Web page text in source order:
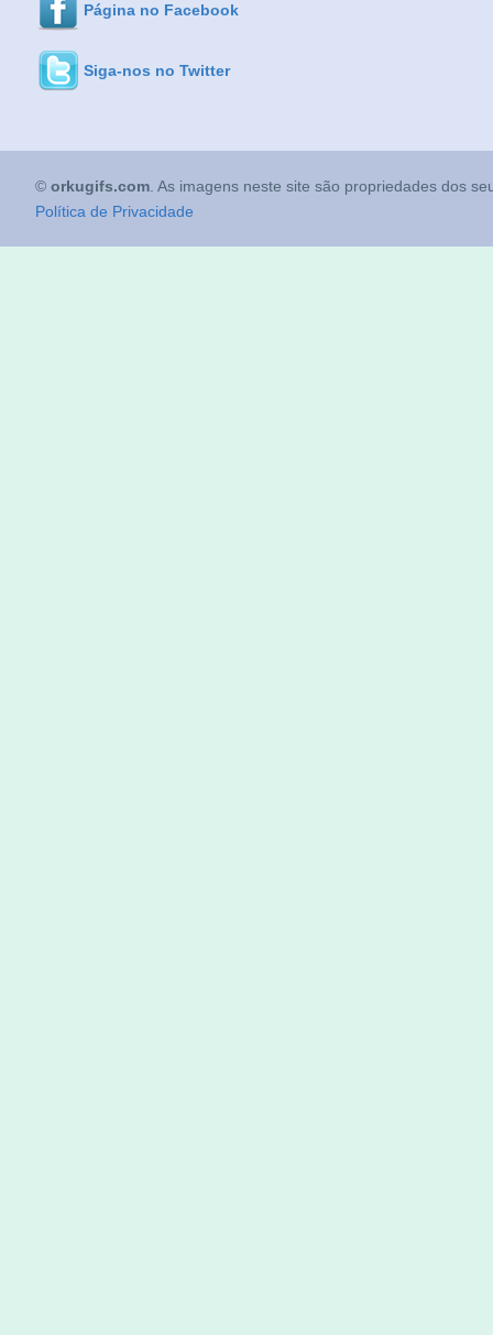
Página no Facebook
Siga-nos no Twitter
© orkugifs.com . As imagens neste site são propriedades dos
Política de Privacidade